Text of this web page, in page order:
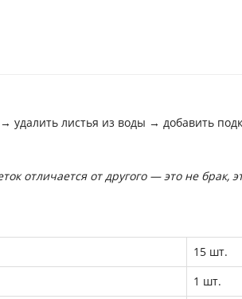
удалить листья из воды → добавить
отличается от другого — это не брак,
15 шт.
1 шт.